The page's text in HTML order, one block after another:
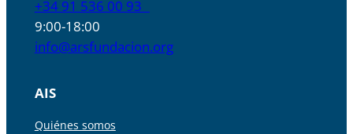
+34 91 536 00 93
9:00-18:00
info@arsfundacion.org
AIS
Quiénes somos